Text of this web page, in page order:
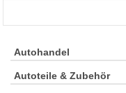
Autohandel
Autoteile & Zubehör